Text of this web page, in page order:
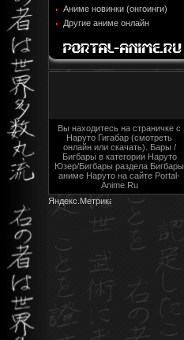
Аниме новинки (онгоинги)
Другие аниме онлайн
Вы находитесь на страничке с
Наруто Гигабар (смотреть
онлайн или скачать). Бары /
Бигбары в категории Наруто
Юзер/Бигбары раздела Бигбары
аниме Наруто на сайте Portal-
Anime.Ru